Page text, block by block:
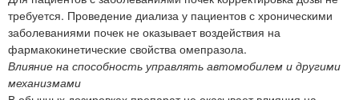
требуется. Проведение диализа у пациентов с хроническими
заболеваниями почек не оказывает воздействия на
фармакокинетические свойства омепразола.
Влияние на способность управлять автомобилем и другими
механизмами